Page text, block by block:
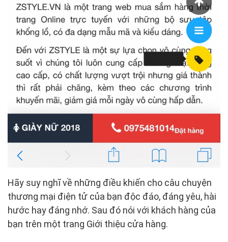
Hãy suy nghĩ về những điều khiến cho câu chuyện
thương mại điện tử của bạn độc đáo, đáng yêu, hài
hước hay đáng nhớ. Sau đó nói với khách hàng của
bạn trên một trang Giới thiệu cửa hàng.